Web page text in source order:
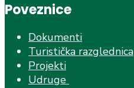
Poveznice
Dokumenti
Turistička razglednica
Projekti
Udruge